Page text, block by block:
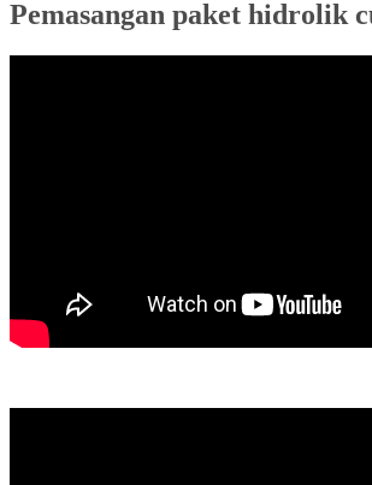
Pemasangan paket hidrolik